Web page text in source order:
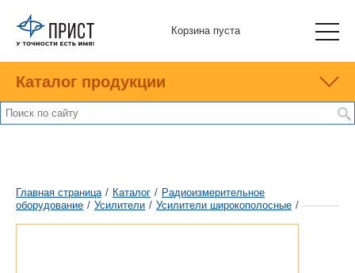
Корзина пуста
Каталог продукции
Главная страница / Каталог / Радиоизмерительное
оборудование / Усилители / Усилители широкополосные /